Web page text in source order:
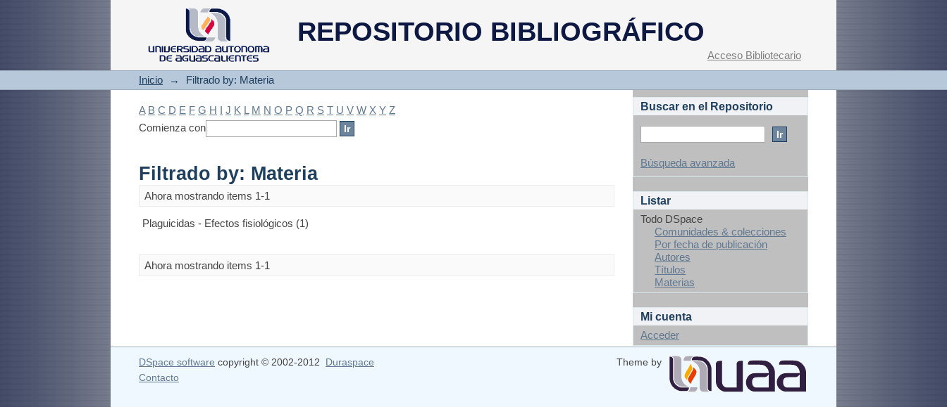
REPOSITORIO BIBLIOGRÁFICO
Filtrado by: Materia
Acceso Bibliotecario
Inicio → Filtrado by: Materia
A B C D E F G H I J K L M N O P Q R S T U V W X Y Z
Comienza con
Filtrado by: Materia
Ahora mostrando items 1-1
Plaguicidas - Efectos fisiológicos (1)
Ahora mostrando items 1-1
Buscar en el Repositorio
Búsqueda avanzada
Listar
Todo DSpace
Comunidades & colecciones
Por fecha de publicación
Autores
Títulos
Materias
Mi cuenta
Acceder
DSpace software copyright © 2002-2012 Duraspace
Theme by
Contacto